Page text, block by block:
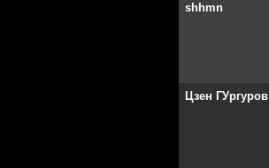
shhmn
Цзен ГУргуров